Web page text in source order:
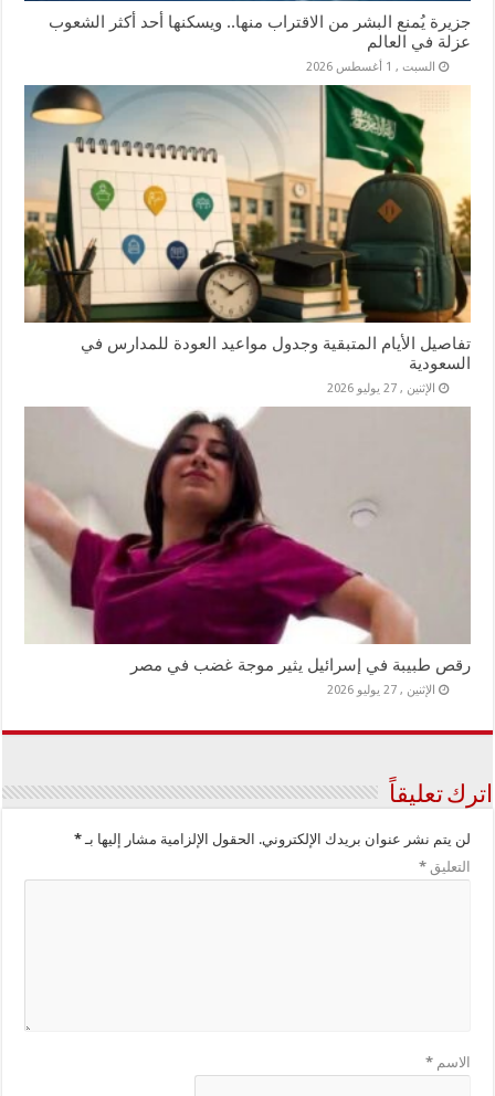
جزيرة يُمنع البشر من الاقتراب منها.. ويسكنها أحد أكثر الشعوب
عزلة في العالم
السبت , 1 أغسطس 2026
تفاصيل الأيام المتبقية وجدول مواعيد العودة للمدارس في
السعودية
الإثنين , 27 يوليو 2026
رقص طبيبة في إسرائيل يثير موجة غضب في مصر
الإثنين , 27 يوليو 2026
اترك تعليقاً
لن يتم نشر عنوان بريدك الإلكتروني. الحقول الإلزامية مشار إليها بـ*
التعليق*
الاسم*